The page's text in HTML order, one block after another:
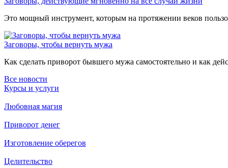
Это мощный инструмент, которым на протяжении веков
Заговоры, чтобы вернуть мужа
Как сделать приворот бывшего мужа самостоятельно и как
Все новости
Курсы и услуги
Любовная магия
Приворот денег
Изготовление оберегов
Целительство